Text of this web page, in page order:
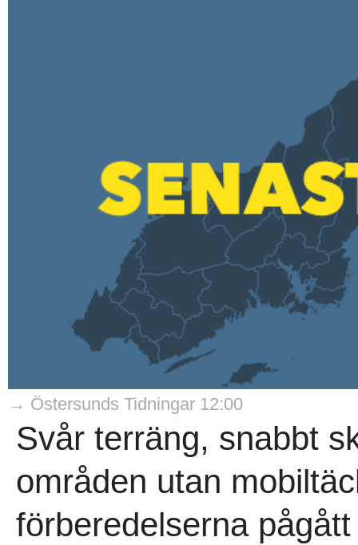
→ Östersunds Tidningar 12:00
Svår terräng, snabbt
områden utan
förberedelserna